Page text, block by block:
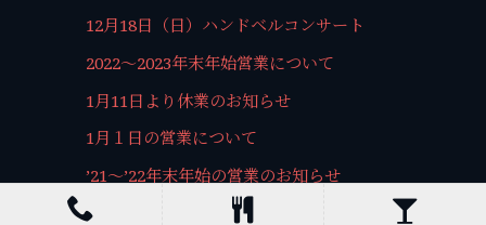
12月18日（日）ハンドベルコンサート
2022〜2023年末年始営業について
1月11日より休業のお知らせ
1月１日の営業について
’21～’22年末年始の営業のお知らせ
おいしくローストビーフができました。